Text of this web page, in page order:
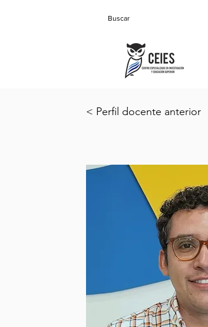
< Perfil docente anterior